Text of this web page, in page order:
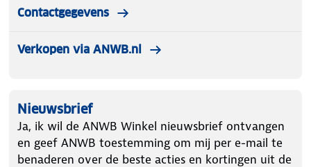
Contactgegevens
Verkopen via ANWB.nl
Nieuwsbrief
Ja, ik wil de ANWB Winkel nieuwsbrief ontvangen
en geef ANWB toestemming om mij per e-mail te
benaderen over de beste acties en kortingen uit de